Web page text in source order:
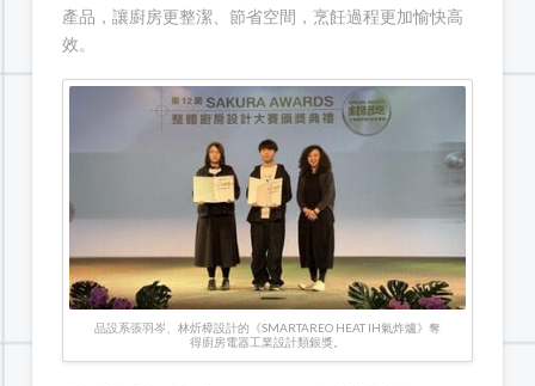
產品，讓廚房更整潔、節省空間，烹飪過程更加愉快高
效。
品設系張羽岑、林炘樟設計的《SMARTAREO HEAT IH氣炸爐》奪
得廚房電器工業設計類銀獎。